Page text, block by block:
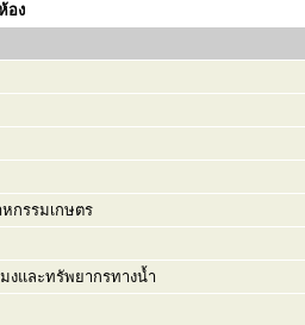
อง
กรรมเกษตร
งและทรัพยากรทางน้ำ